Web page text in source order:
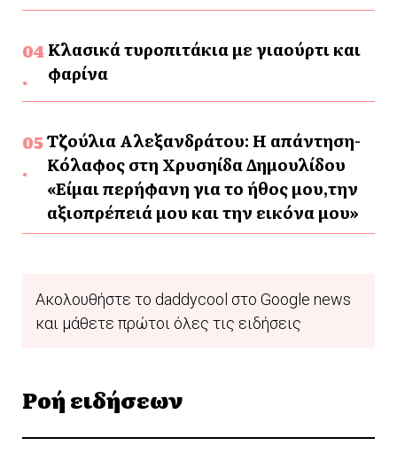
Κλασικά τυροπιτάκια με γιαούρτι και
φαρίνα
Τζούλια Αλεξανδράτου: Η απάντηση-
Κόλαφος στη Χρυσηίδα Δημουλίδου
«Είμαι περήφανη για το ήθος μου,την
αξιοπρέπειά μου και την εικόνα μου»
Ακολουθήστε το daddycool στο Google news
και μάθετε πρώτοι όλες τις ειδήσεις
Ροή ειδήσεων